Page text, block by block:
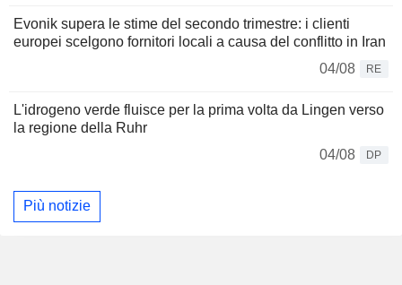
Evonik supera le stime del secondo trimestre: i clienti
europei scelgono fornitori locali a causa del conflitto in Iran
04/08
RE
L'idrogeno verde fluisce per la prima volta da Lingen verso
la regione della Ruhr
04/08
DP
Più notizie